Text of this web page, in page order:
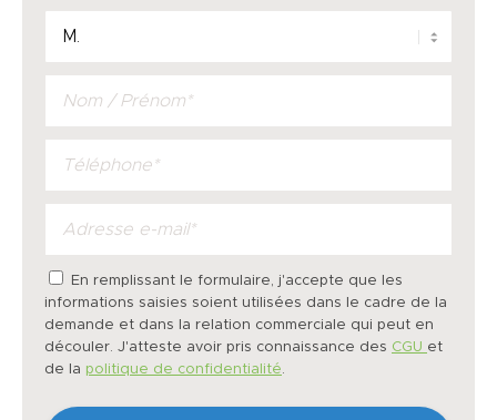
En remplissant le formulaire, j'accepte que les
informations saisies soient utilisées dans le cadre de la
demande et dans la relation commerciale qui peut en
découler. J'atteste avoir pris connaissance des CGU et
de la politique de confidentialité.